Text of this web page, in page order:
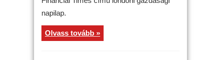
és
lapok
napilap.
Olvass tovább »